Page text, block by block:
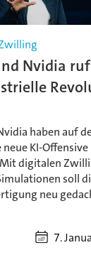
Nvidia
haben auf
neue KI-Offensive
digitalen
soll
neu
7.